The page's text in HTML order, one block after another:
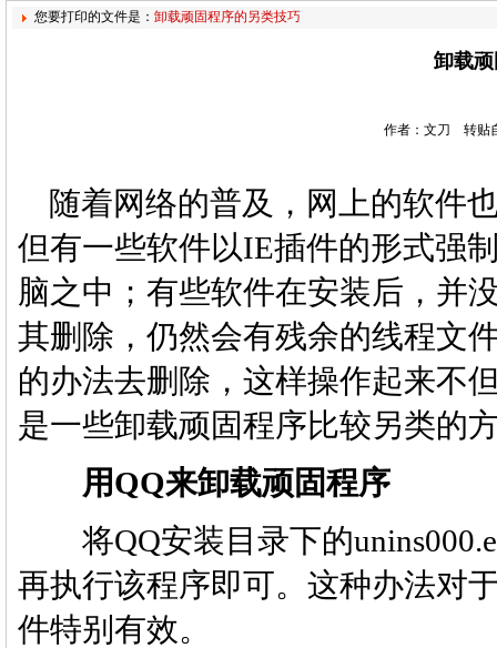
您要打印的文件是： 卸载顽固程序的另类技巧
卸载
作者：文刀 转贴
随着网络的普及，网上的软件
但有一些软件以IE插件的形式强
脑之中；有些软件在安装后，并
其删除，仍然会有残余的线程文
的办法去删除，这样操作起来不
是一些卸载顽固程序比较另类的
用QQ来卸载顽固程序
将QQ安装目录下的
再执行该程序即可。这种办法对
件特别有效。